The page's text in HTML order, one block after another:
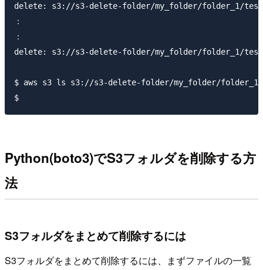
delete: s3://s3-delete-folder/my_folder/folder_1/
：
：
delete: s3://s3-delete-folder/my_folder/folder_1/
$ aws s3 ls s3://s3-delete-folder/my_folder/folder_1
Python(boto3)でS3フォルダを削除する方
法
S3フォルダをまとめて削除するには
S3フォルダをまとめて削除するには、まずファイルの一覧